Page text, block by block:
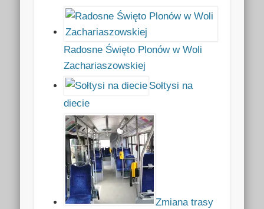
Radosne Święto Plonów w Woli
Zachariaszowskiej
Sołtysi na
diecie
Zmiana trasy